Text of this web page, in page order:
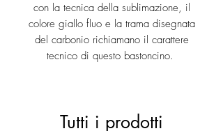
con la tecnica della sublimazione, il
colore giallo fluo e la trama disegnata
del carbonio richiamano il carattere
tecnico di questo bastoncino.
Tutti i prodotti